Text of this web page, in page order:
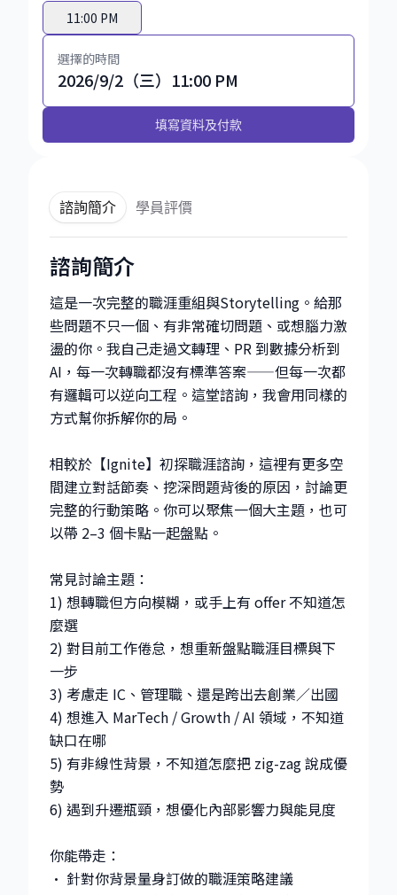
11:00 PM
選擇的時間
2026/9/2（三）11:00 PM
填寫資料及付款
諮詢簡介 學員評價
諮詢簡介
這是一次完整的職涯重組與Storytelling。給那
些問題不只一個、有非常確切問題、或想腦力激
盪的你。我自己走過文轉理、PR 到數據分析到
AI，每一次轉職都沒有標準答案——但每一次都
有邏輯可以逆向工程。這堂諮詢，我會用同樣的
方式幫你拆解你的局。
相較於【Ignite】初探職涯諮詢，這裡有更多空
間建立對話節奏、挖深問題背後的原因，討論更
完整的行動策略。你可以聚焦一個大主題，也可
以帶 2–3 個卡點一起盤點。
常見討論主題：
1) 想轉職但方向模糊，或手上有 offer 不知道怎
麼選
2) 對目前工作倦怠，想重新盤點職涯目標與下
一步
3) 考慮走 IC、管理職、還是跨出去創業／出國
4) 想進入 MarTech / Growth / AI 領域，不知道
缺口在哪
5) 有非線性背景，不知道怎麼把 zig-zag 說成優
勢
6) 遇到升遷瓶頸，想優化內部影響力與能見度
你能帶走：
• 針對你背景量身訂做的職涯策略建議